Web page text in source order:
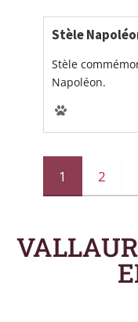
Stèle
Stèle
Napoléon.
1 2